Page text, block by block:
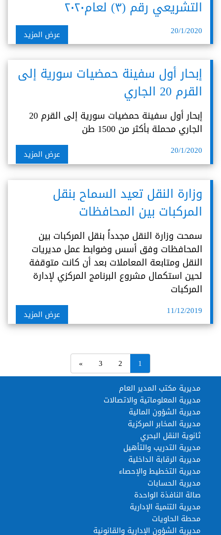
التشريعي رقم (٣) لعام٢٠٢٠
20/1/2020 عرض المزيد
إبحار أول سفينة حمضيات سورية إلى
القرم 20 الجاري
إبحار أول سفينة حمضيات سورية إلى القرم 20
الجاري محملة بأكثر من 1500 طن
20/1/2020 عرض المزيد
وزارة النقل تعيد السماح بنقل
المركبات بين المحافظات
سمحت وزارة النقل مجدداً بنقل المركبات بين
المحافظات وفق أسس وضوابط عمل مديريات
النقل ومتابعة المعاملات بعد أن كانت متوقفة
لحين استكمال مشروع البرنامج المركزي لإدارة
المركبات
11/12/2019 عرض المزيد
1
2
3
»
مديرية مكتب المدير العام
مديرية المعلوماتية والاتصالات
مديرية الشؤون المالية
مديرية المخابر المركزية
ثانوية النقل البحري
مديرية التدريب والتأهيل
مديرية الرقابة الداخلية
مديرية التخطيط والإحصاء
مديرية الحسابات
صالة النافذة الواحدة
مديرية التنمية الإدارية
محطة الحاويات
مديرية الشؤون الإدارية والقانونية